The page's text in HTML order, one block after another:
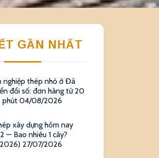
GẦN NHẤT
nghiệp thép nhỏ ở Đà
đổi số: đơn hàng từ 20
phút 04/08/2026
xây dựng hôm nay
— Bao nhiêu 1 cây?
27/07/2026